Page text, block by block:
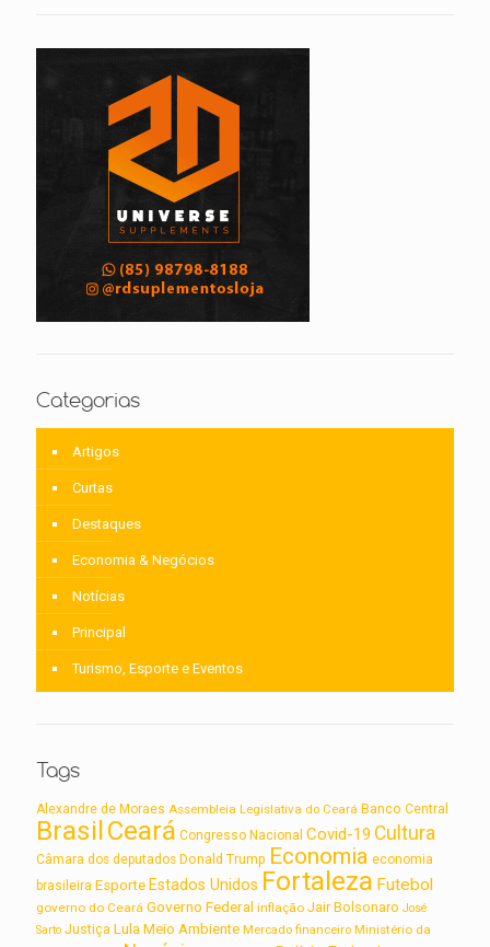
Categorias
Artigos
Curtas
Destaques
Economia & Negócios
Notícias
Principal
Turismo, Esporte e Eventos
Tags
Alexandre de Moraes Assembleia Legislativa do Ceará Banco Central
BrasilCeará Congresso Nacional Covid-19 Cultura
Câmara dos deputados Donald Trump Economia economia
brasileira Esporte Estados Unidos Fortaleza Futebol
governo do Ceará Governo Federal inflação Jair Bolsonaro José
Sarto Justiça Lula Meio Ambiente Mercado financeiro Ministério da